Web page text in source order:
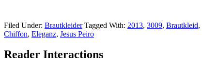
Filed Under: Brautkleider Tagged With: 2013, 3009, Brautkleid,
Chiffon, Eleganz, Jesus Peiro
Reader Interactions